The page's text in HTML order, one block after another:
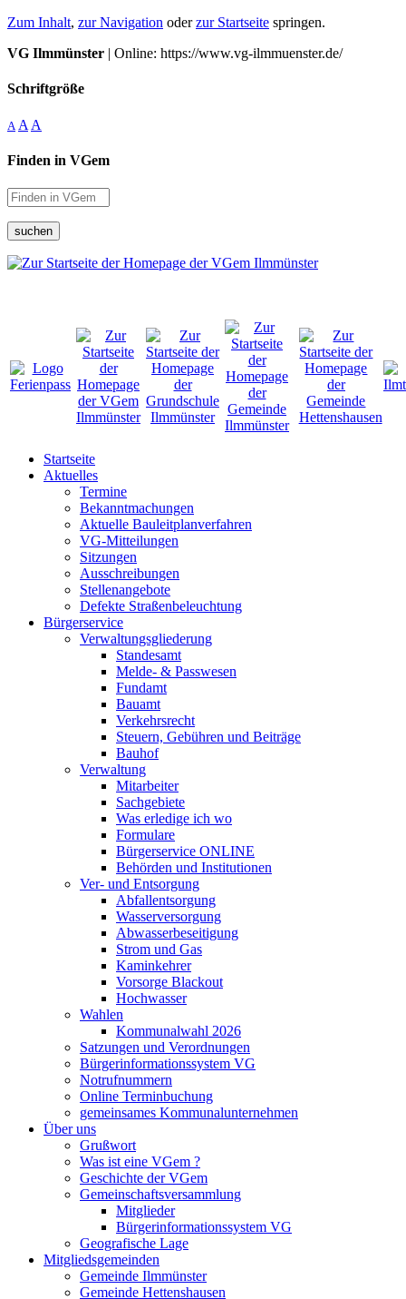
Zum Inhalt, zur Navigation oderzur Startseite springen.
VG Ilmmünster | Online: https://www.vg-ilmmuenster.de/
Schriftgröße
A A A
Finden in VGem
suchen
Startseite
Aktuelles
Termine
Bekanntmachungen
Aktuelle Bauleitplanverfahren
VG-Mitteilungen
Sitzungen
Ausschreibungen
Stellenangebote
Defekte Straßenbeleuchtung
Bürgerservice
Verwaltungsgliederung
Standesamt
Melde- & Passwesen
Fundamt
Bauamt
Verkehrsrecht
Steuern, Gebühren und Beiträge
Bauhof
Verwaltung
Mitarbeiter
Sachgebiete
Was erledige ich wo
Formulare
Bürgerservice ONLINE
Behörden und Institutionen
Ver- und Entsorgung
Abfallentsorgung
Wasserversorgung
Abwasserbeseitigung
Strom und Gas
Kaminkehrer
Vorsorge Blackout
Hochwasser
Wahlen
Kommunalwahl 2026
Satzungen und Verordnungen
Bürgerinformationssystem VG
Notrufnummern
Online Terminbuchung
gemeinsames Kommunalunternehmen
Über uns
Grußwort
Was ist eine VGem ?
Geschichte der VGem
Gemeinschaftsversammlung
Mitglieder
Bürgerinformationssystem VG
Geografische Lage
Mitgliedsgemeinden
Gemeinde Ilmmünster
Gemeinde Hettenshausen